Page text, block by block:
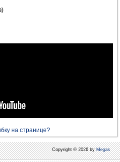
на странице?
Copyright © 2026 byMegas